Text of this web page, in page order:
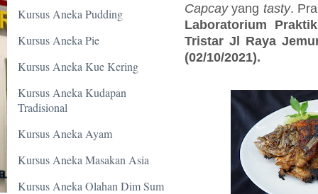
Kursus Aneka Pudding
Kursus Aneka Pie
Kursus Aneka Kue Kering
Kursus Aneka Kudapan
Tradisional
Kursus Aneka Ayam
Kursus Aneka Masakan Asia
Kursus Aneka Olahan Dim Sum
Capcayyang tasty.
Laboratorium
Tristar Jl Raya
(02/10/2021).